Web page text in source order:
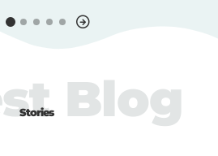
Stories Blog